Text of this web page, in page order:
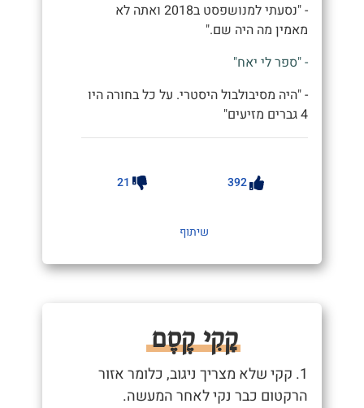
- "נסעתי למנושפסט ב2018 ואתה לא
מאמין מה היה שם."
- "ספר לי יאח"
- "היה מסיבולבול היסטרי. על כל בחורה היו
4 גברים מזיעים"
392
21
שיתוף
קָקִי קֶסֶם
1. קקי שלא מצריך ניגוב, כלומר אזור
הרקטום כבר נקי לאחר המעשה.